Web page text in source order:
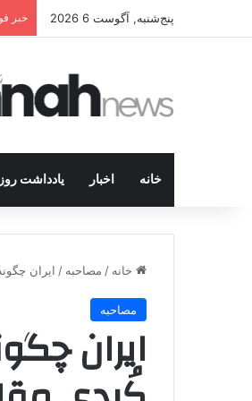
پنج‌شنبه, آگوست 6 2026 خبر
خانه اخبار یادداشت روز
خانه / مصاحبه / ایران
مصاحبه
ایران